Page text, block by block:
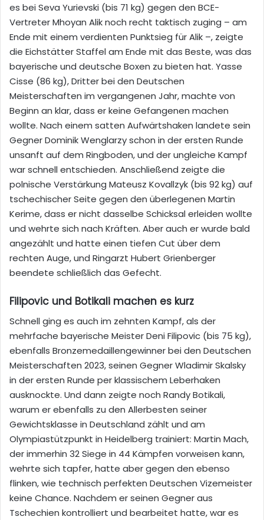
es bei Seva Yurievski (bis 71 kg) gegen den BCE-
Vertreter Mhoyan Alik noch recht taktisch zuging – am
Ende mit einem verdienten Punktsieg für Alik –, zeigte
die Eichstätter Staffel am Ende mit das Beste, was das
bayerische und deutsche Boxen zu bieten hat. Yasse
Cisse (86 kg), Dritter bei den Deutschen
Meisterschaften im vergangenen Jahr, machte von
Beginn an klar, dass er keine Gefangenen machen
wollte. Nach einem satten Aufwärtshaken landete sein
Gegner Dominik Wenglarzy schon in der ersten Runde
unsanft auf dem Ringboden, und der ungleiche Kampf
war schnell entschieden. Anschließend zeigte die
polnische Verstärkung Mateusz Kovallzyk (bis 92 kg) auf
tschechischer Seite gegen den überlegenen Martin
Kerime, dass er nicht dasselbe Schicksal erleiden wollte
und wehrte sich nach Kräften. Aber auch er wurde bald
angezählt und hatte einen tiefen Cut über dem
rechten Auge, und Ringarzt Hubert Grienberger
beendete schließlich das Gefecht.
Filipovic und Botikali machen es kurz
Schnell ging es auch im zehnten Kampf, als der
mehrfache bayerische Meister Deni Filipovic (bis 75 kg),
ebenfalls Bronzemedaillengewinner bei den Deutschen
Meisterschaften 2023, seinen Gegner Wladimir Skalsky
in der ersten Runde per klassischem Leberhaken
ausknockte. Und dann zeigte noch Randy Botikali,
warum er ebenfalls zu den Allerbesten seiner
Gewichtsklasse in Deutschland zählt und am
Olympiastützpunkt in Heidelberg trainiert: Martin Mach,
der immerhin 32 Siege in 44 Kämpfen vorweisen kann,
wehrte sich tapfer, hatte aber gegen den ebenso
flinken, wie technisch perfekten Deutschen Vizemeister
keine Chance. Nachdem er seinen Gegner aus
Tschechien kontrolliert und bearbeitet hatte, war es